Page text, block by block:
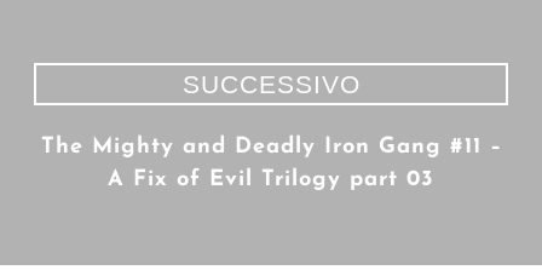
SUCCESSIVO
The Mighty and Deadly Iron Gang #11 –
A Fix of Evil Trilogy part 03